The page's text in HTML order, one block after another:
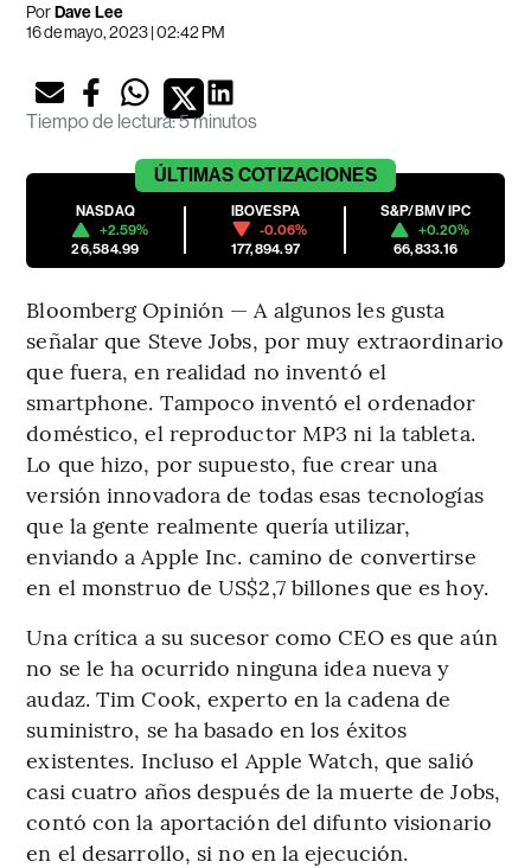
PorDave Lee
16 de mayo, 2023 | 02:42 PM
Tiempo de lectura:5 minutos
ÚLTIMAS COTIZACIONES
NASDAQ
+2.59%
26,584.99
IBOVESPA
-0.06%
177,894.97
S&P/BMV IPC
+0.20%
66,833.16
Bloomberg Opinión — A algunos les gusta
señalar que Steve Jobs, por muy extraordinario
que fuera, en realidad no inventó el
smartphone. Tampoco inventó el ordenador
doméstico, el reproductor MP3 ni la tableta.
Lo que hizo, por supuesto, fue crear una
versión innovadora de todas esas tecnologías
que la gente realmente quería utilizar,
enviando a Apple Inc. camino de convertirse
en el monstruo de US$2,7 billones que es hoy.
Una crítica a su sucesor como CEO es que aún
no se le ha ocurrido ninguna idea nueva y
audaz. Tim Cook, experto en la cadena de
suministro, se ha basado en los éxitos
existentes. Incluso el Apple Watch, que salió
casi cuatro años después de la muerte de Jobs,
contó con la aportación del difunto visionario
en el desarrollo, si no en la ejecución.